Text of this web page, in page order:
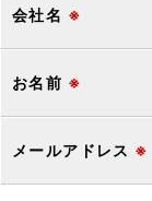
会社名 ※
お名前 ※
メールアドレス ※